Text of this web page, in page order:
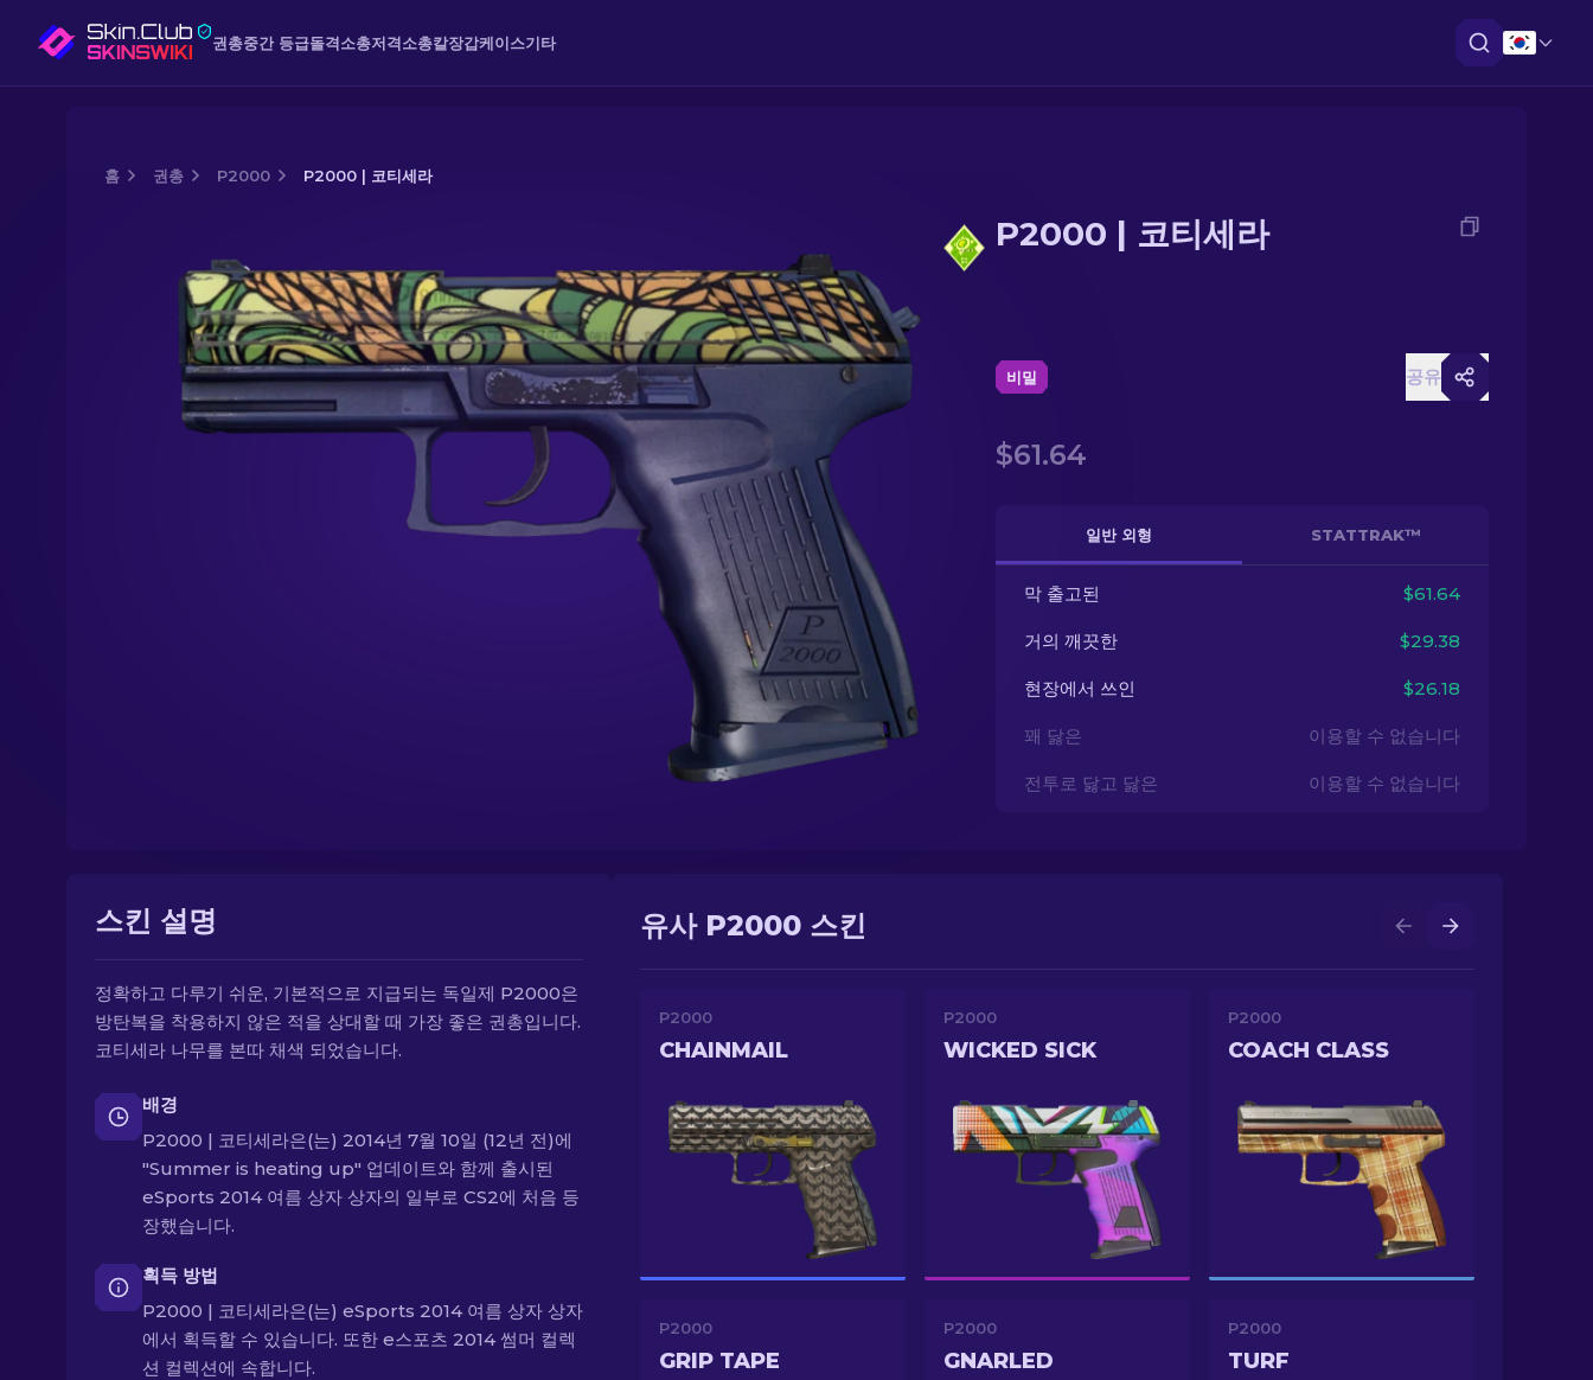
권총중간 등급돌격소총저격소총칼장갑케이스기타
홈 권총 P2000 P2000 | 코티세라
P2000 | 코티세라
비밀 공유
$61.64
일반 외형 STATTRAK™
막 출고된 $61.64
거의 깨끗한 $29.38
현장에서 쓰인 $26.18
꽤 닳은 이용할 수 없습니다
전투로 닳고 닳은 이용할 수 없습니다
스킨 설명
정확하고 다루기 쉬운, 기본적으로 지급되는 독일제 P2000은
방탄복을 착용하지 않은 적을 상대할 때 가장 좋은 권총입니다.
코티세라 나무를 본따 채색 되었습니다.
배경
P2000 | 코티세라은(는) 2014년 7월 10일 (12년 전)에
"Summer is heating up" 업데이트와 함께 출시된
eSports 2014 여름 상자 상자의 일부로 CS2에 처음 등
장했습니다.
획득 방법
P2000 | 코티세라은(는) eSports 2014 여름 상자 상자
에서 획득할 수 있습니다. 또한 e스포츠 2014 썸머 컬렉
션 컬렉션에 속합니다.
유사 P2000 스킨
P2000
CHAINMAIL
P2000
WICKED SICK
P2000
COACH CLASS
P2000
GRIP TAPE
P2000
GNARLED
P2000
TURF